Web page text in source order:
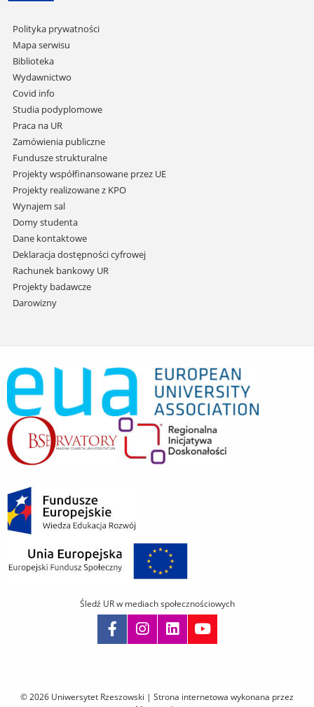
Pomiń
nawigację
i
przejdź
do
treści
Polityka prywatności
Mapa serwisu
Biblioteka
Wydawnictwo
Covid info
Studia podyplomowe
Praca na UR
Zamówienia publiczne
Fundusze strukturalne
Projekty współfinansowane przez UE
Projekty realizowane z KPO
Wynajem sal
Domy studenta
Dane kontaktowe
Deklaracja dostępności cyfrowej
Rachunek bankowy UR
Projekty badawcze
Darowizny
© 2026 Uniwersytet Rzeszowski | Strona internetowa wykonana przez
Śledź UR w mediach społecznościowych
i